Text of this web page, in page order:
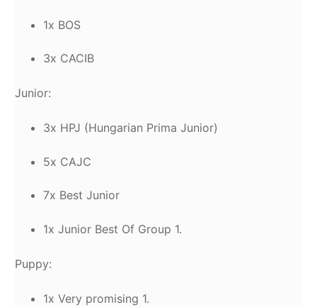
1x BOS
3x CACIB
Junior:
3x HPJ (Hungarian Prima Junior)
5x CAJC
7x Best Junior
1x Junior Best Of Group 1.
Puppy:
1x Very promising 1.